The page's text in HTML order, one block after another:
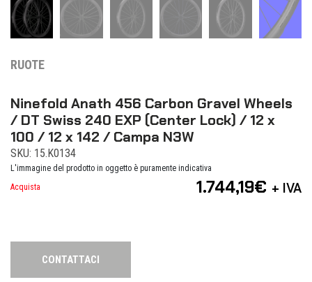
RUOTE
Ninefold Anath 456 Carbon Gravel Wheels
/ DT Swiss 240 EXP (Center Lock) / 12 x
100 / 12 x 142 / Campa N3W
SKU: 15.K0134
L'immagine del prodotto in oggetto è puramente indicativa
Acquista
1.744,19€ + IVA
CONTATTACI